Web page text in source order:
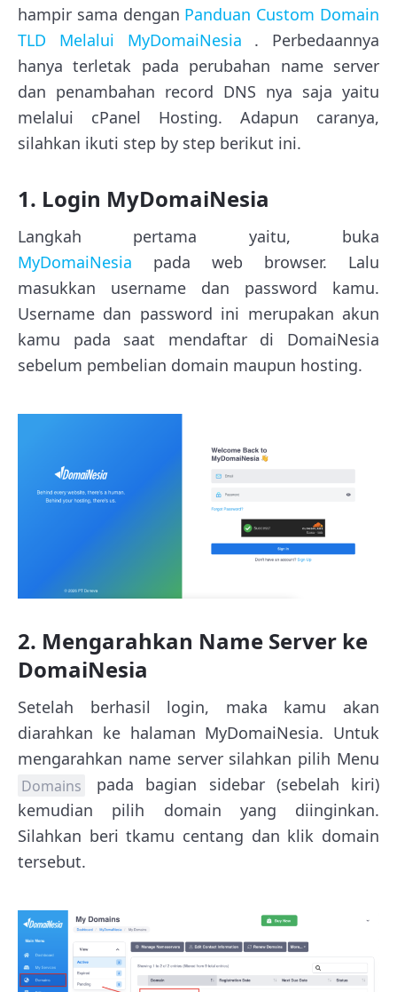
hampir sama dengan Panduan Custom Domain
TLD Melalui MyDomaiNesia . Perbedaannya
hanya terletak pada perubahan name server
dan penambahan record DNS nya saja yaitu
melalui cPanel Hosting. Adapun caranya,
silahkan ikuti step by step berikut ini.
1. Login MyDomaiNesia
Langkah pertama yaitu, buka
MyDomaiNesia pada web browser. Lalu
masukkan username dan password kamu.
Username dan password ini merupakan akun
kamu pada saat mendaftar di DomaiNesia
sebelum pembelian domain maupun hosting.
2. Mengarahkan Name Server ke
DomaiNesia
Setelah berhasil login, maka kamu akan
diarahkan ke halaman MyDomaiNesia. Untuk
mengarahkan name server silahkan pilih Menu
Domains
pada bagian sidebar (sebelah kiri)
kemudian pilih domain yang diinginkan.
Silahkan beri tkamu centang dan klik domain
tersebut.